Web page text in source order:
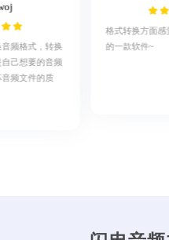
频格式，转换
己想要的音频
频文件的质
格式转换方面感
的一款软件~